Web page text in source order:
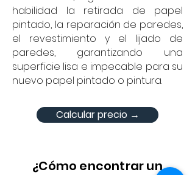
habilidad la retirada de papel
pintado, la reparación de paredes,
el revestimiento y el lijado de
paredes, garantizando una
superficie lisa e impecable para su
nuevo papel pintado o pintura.
Calcular precio →
¿Cómo encontrar un